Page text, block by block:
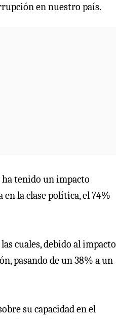
en nuestro país.
ha tenido un impacto
la clase política, el 74%
cuales, debido al impacto
pasando de un 38% a un
su capacidad en el